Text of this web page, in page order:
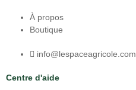
À propos
Boutique
info@lespaceagricole.com
Centre d'aide